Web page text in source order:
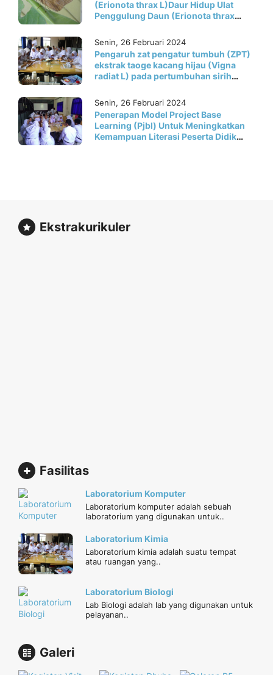
(Erionota thrax L)Daur Hidup Ulat
Penggulung Daun (Erionota thrax
pradisiaca)
Senin, 26 Februari 2024
Pengaruh zat pengatur tumbuh (ZPT)
ekstrak taoge kacang hijau (Vigna
radiat L) pada pertumbuhan sirih
Senin, 26 Februari 2024
Penerapan Model Project Base
Learning (Pjbl) Untuk Meningkatkan
Kemampuan Literasi Peserta Didik
Ekstrakurikuler
Fasilitas
Laboratorium Komputer
Laboratorium komputer adalah sebuah
laboratorium yang digunakan untuk..
Laboratorium Kimia
Laboratorium kimia adalah suatu tempat
atau ruangan yang..
Laboratorium Biologi
Lab Biologi adalah lab yang digunakan untuk
pelayanan..
Galeri